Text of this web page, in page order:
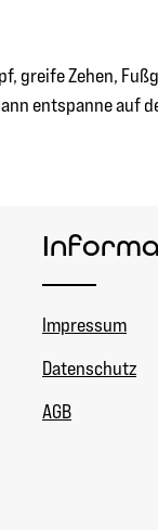
greife Zehen,
entspanne auf
Impressum
Datenschutz
AGB